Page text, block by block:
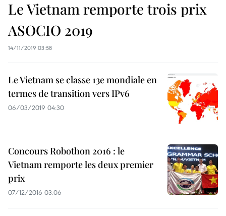
Le Vietnam remporte trois prix
ASOCIO 2019
14/11/2019 03:58
Le Vietnam se classe 13e mondiale en
termes de transition vers IPv6
06/03/2019 04:30
Concours Robothon 2016 : le
Vietnam remporte les deux premier
prix
07/12/2016 03:06